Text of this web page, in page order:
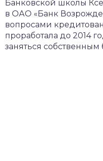
Банковской школы
в ОАО «Банк
вопросами
проработала до 2014
заняться собственным